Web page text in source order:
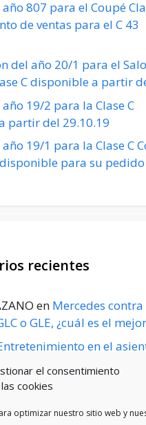
el consentimiento
cookies
optimizar nuestro sitio web y
807 para el Coupé
de ventas para el C 43
del año 20/1 para el
C disponible a partir
19/2 para la Clase C
partir del 29.10.19
19/1 para la Clase C
para su pedido
recientes
en Mercedes contra
o GLE, ¿cuál es el
en el
2020